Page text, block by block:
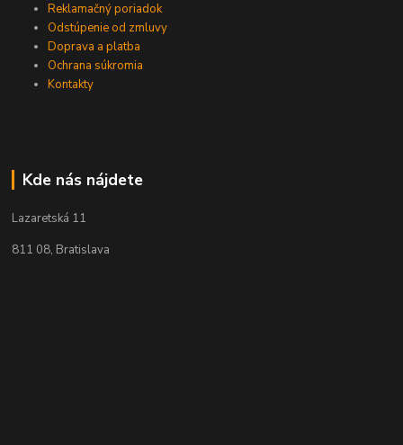
Reklamačný poriadok
Odstúpenie od zmluvy
Doprava a platba
Ochrana súkromia
Kontakty
Kde nás nájdete
Lazaretská 11
811 08, Bratislava